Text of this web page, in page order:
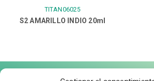
TITAN06025
S2 AMARILLO INDIO 20ml